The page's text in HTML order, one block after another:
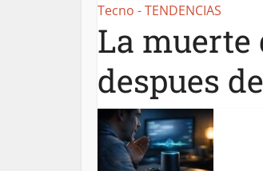
Tecno - TENDENCIAS
La muerte
despues